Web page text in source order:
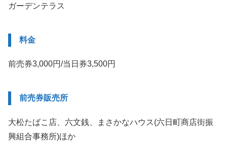
ガーデンテラス
料金
前売券3,000円/当日券3,500円
前売券販売所
大松たばこ店、六文銭、まさかなハウス(六日町商店街振
興組合事務所)ほか